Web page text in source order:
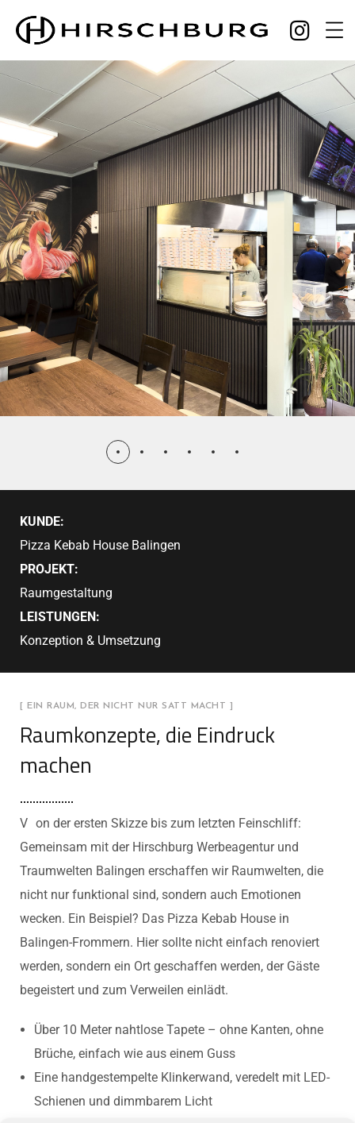
KUNDE:
Pizza Kebab House Balingen
PROJEKT:
Raumgestaltung
LEISTUNGEN:
Konzeption & Umsetzung
[ EIN RAUM, DER NICHT NUR SATT MACHT ]
Raumkonzepte, die Eindruck
machen
V on der ersten Skizze bis zum letzten Feinschliff:
Gemeinsam mit der Hirschburg Werbeagentur und
Traumwelten Balingen erschaffen wir Raumwelten, die
nicht nur funktional sind, sondern auch Emotionen
wecken. Ein Beispiel? Das Pizza Kebab House in
Balingen-Frommern. Hier sollte nicht einfach renoviert
werden, sondern ein Ort geschaffen werden, der Gäste
begeistert und zum Verweilen einlädt.
Über 10 Meter nahtlose Tapete – ohne Kanten, ohne
Brüche, einfach wie aus einem Guss
Eine handgestempelte Klinkerwand, veredelt mit LED-
Schienen und dimmbarem Licht